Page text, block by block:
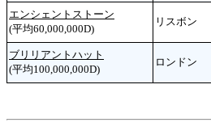
エンシェントストーン
(平均60,000,000D)
リスボン
ブリリアントハット
(平均100,000,000D)
ロンドン